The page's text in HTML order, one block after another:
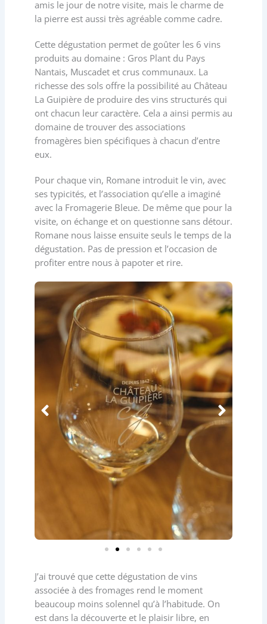
amis le jour de notre visite, mais le charme de
la pierre est aussi très agréable comme cadre.
Cette dégustation permet de goûter les 6 vins
produits au domaine : Gros Plant du Pays
Nantais, Muscadet et crus communaux. La
richesse des sols offre la possibilité au Château
La Guipière de produire des vins structurés qui
ont chacun leur caractère. Cela a ainsi permis au
domaine de trouver des associations
fromagères bien spécifiques à chacun d’entre
eux.
Pour chaque vin, Romane introduit le vin, avec
ses typicités, et l’association qu’elle a imaginé
avec la Fromagerie Bleue. De même que pour la
visite, on échange et on questionne sans détour.
Romane nous laisse ensuite seuls le temps de la
dégustation. Pas de pression et l’occasion de
profiter entre nous à papoter et rire.
J’ai trouvé que cette dégustation de vins
associée à des fromages rend le moment
beaucoup moins solennel qu’à l’habitude. On
est dans la découverte et le plaisir libre, en